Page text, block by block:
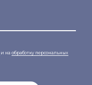
и на обработку персональных